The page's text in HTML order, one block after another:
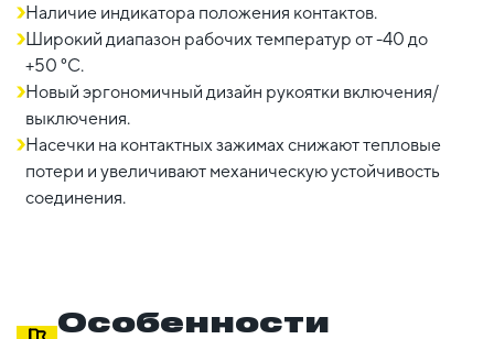
Наличие индикатора положения контактов.
Широкий диапазон рабочих температур от -40 до
+50 °С.
Новый эргономичный дизайн рукоятки включения/
выключения.
Насечки на контактных зажимах снижают тепловые
потери и увеличивают механическую устойчивость
соединения.
Особенности